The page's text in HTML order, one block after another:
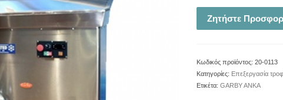
Ζητήστε
Κωδικός προϊόντος: 20-0113
Κατηγορίες: Επεξεργασία
Ετικέτα: GARBY ANKA